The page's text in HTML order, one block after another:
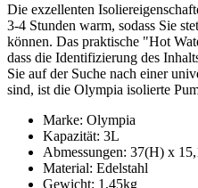
Die exzellenten
3-4 Stunden warm, sodass Sie
können. Das praktische "Hot
dass die Identifizierung des
Sie auf der Suche nach einer
sind, ist die Olympia isolierte
Marke: Olympia
Kapazität: 3L
Abmessungen: 37(H) x
Material: Edelstahl
Gewicht: 1,45kg